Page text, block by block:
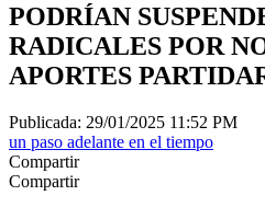
PODRÍAN
RADICALES POR
APORTES
Publicada: 29/01/2025 11:52 PM
un paso adelante en el tiempo
Compartir
Compartir